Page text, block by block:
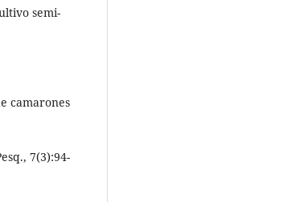
semi-
camarones
7(3):94-